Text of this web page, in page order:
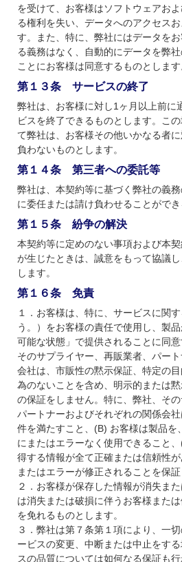
を受けて、お客様はソフトウェアお
る権利を失い、データへのアクセス
す。また、特に、弊社にはデータを
る義務はなく、自動的にデータを弊
ことにお客様は同意するものとします
第１３条 サービスの終了
弊社は、お客様に対し1ヶ月以上前に
ビスを終了できるものとします。こ
て弊社は、お客様その他いかなる者
負わないものとします。
第１４条 第三者への委託等
弊社は、本契約等に基づく弊社の義
に委任または請け負わせることができ
第１５条 紛争の解決
本契約等に定めのない事項および本
が生じたときは、誠意をもって協議
します。
第１６条 免責
１．お客様は、特に、サービスに関
う。）をお客様の責任で使用し、製
可能な状態」で提供されることに同意
そのサプライヤー、再販業者、パー
会社は、市販性の黙示保証、特定の
為のないことを含め、明示的または
の保証をしません。特に、弊社、その
パートナーおよびそれぞれの関係会
件を満たすこと、(B) お客様は製品を
にまたはエラーなく使用できること
得する情報が全て正確または信頼性
またはエラーが修正されることを保証
２．お客様が保存した情報が消失ま
は消失または破損に伴うお客様また
を免れるものとします。
３．弊社は第７条第１項により、一
ービスの変更、中断または中止をす
スの品質については如何なる保証も